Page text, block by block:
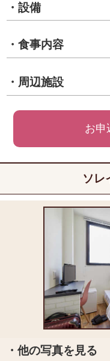
・設備
・食事内容
・周辺施設
お申
ソレ
・他の写真を見る